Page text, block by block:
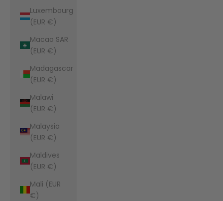
Luxembourg
(EUR €)
Macao SAR
(EUR €)
Madagascar
(EUR €)
Malawi
(EUR €)
Malaysia
(EUR €)
Maldives
(EUR €)
Mali (EUR
€)